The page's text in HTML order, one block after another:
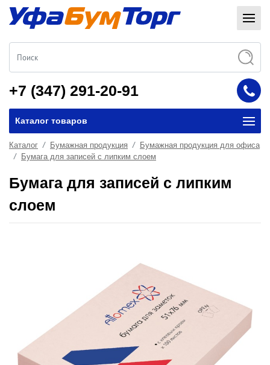
+7 (347) 291-20-91
Каталог товаров
Каталог Бумажная продукция
Бумажная продукция для офиса
Бумага для записей с липким слоем
Бумага для записей с липким
слоем